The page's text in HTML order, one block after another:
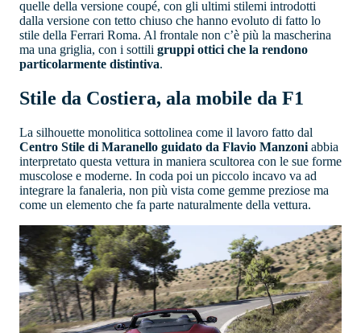
quelle della versione coupé, con gli ultimi stilemi introdotti
dalla versione con tetto chiuso che hanno evoluto di fatto lo
stile della Ferrari Roma. Al frontale non c’è più la mascherina
ma una griglia, con i sottili gruppi ottici che la rendono
particolarmente distintiva.
Stile da Costiera, ala mobile da F1
La silhouette monolitica sottolinea come il lavoro fatto dal
Centro Stile di Maranello guidato da Flavio Manzoni abbia
interpretato questa vettura in maniera scultorea con le sue forme
muscolose e moderne. In coda poi un piccolo incavo va ad
integrare la fanaleria, non più vista come gemme preziose ma
come un elemento che fa parte naturalmente della vettura.